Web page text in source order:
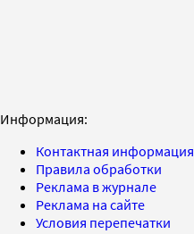
Информация:
Контактная информация
Правила обработки
Реклама в журнале
Реклама на сайте
Условия перепечатки